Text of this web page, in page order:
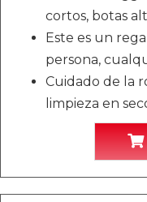
cortos, botas
Este es un
persona,
Cuidado de la
limpieza en